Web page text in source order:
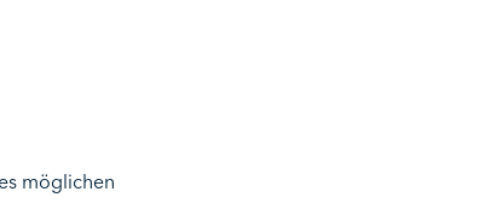
möglichen